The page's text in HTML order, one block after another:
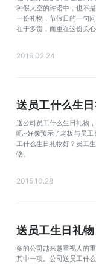
种假大空的许诺中，也不
一份礼物，节假日的一句
在于多贵，而重在这份关
2016.02.24
送员工什么生日
送公司员工什么生日礼物
吧~好像预示了老板与员
工什么生日礼物好？员工
物。
2015.10.28
送员工生日礼
多的公司越来越重视人的
其中一项。公司送员工什